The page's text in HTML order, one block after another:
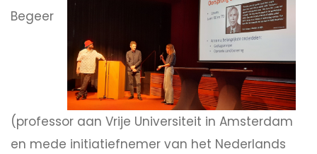
Begeer
(professor aan Vrije Universiteit in Amsterdam
en mede initiatiefnemer van het Nederlands